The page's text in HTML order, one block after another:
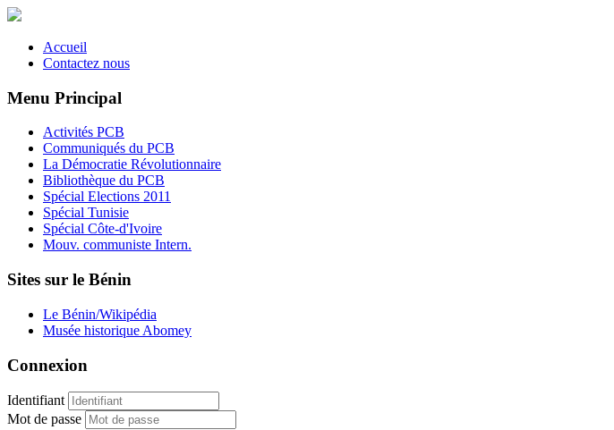
Accueil
Contactez nous
Menu Principal
Activités PCB
Communiqués du PCB
La Démocratie Révolutionnaire
Bibliothèque du PCB
Spécial Elections 2011
Spécial Tunisie
Spécial Côte-d'Ivoire
Mouv. communiste Intern.
Sites sur le Bénin
Le Bénin/Wikipédia
Musée historique Abomey
Connexion
Identifiant
Mot de passe